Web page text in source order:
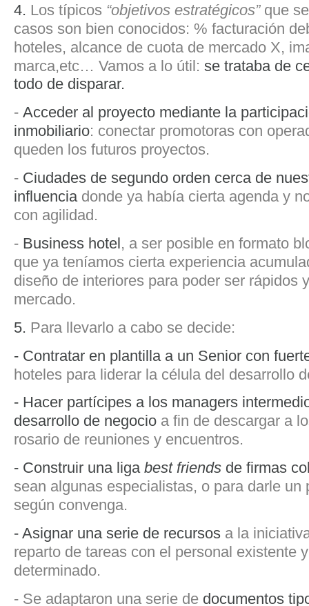
4. Los típicos “objetivos estratégicos”que
casos son bien conocidos: % facturación
hoteles, alcance de cuota de mercado X,
marca,etc… Vamos a lo útil: se trataba de
todo de disparar.
- Acceder al proyecto mediante la
inmobiliario: conectar promotoras con
queden los futuros proyectos.
- Ciudades de segundo orden cerca de
influencia donde ya había cierta agenda y
con agilidad.
- Business hotel, a ser posible en formato
que ya teníamos cierta experiencia
diseño de interiores para poder ser rápidos
mercado.
5. Para llevarlo a cabo se decide:
- Contratar en plantilla a un Senior con
hoteles para liderar la célula del desarrollo
- Hacer partícipes a los managers
desarrollo de negocio a fin de descargar a
rosario de reuniones y encuentros.
- Construir una liga best friends de firmas
sean algunas especialistas, o para darle un
según convenga.
- Asignar una serie de recursos a la
reparto de tareas con el personal existente
determinado.
- Se adaptaron una serie de documentos